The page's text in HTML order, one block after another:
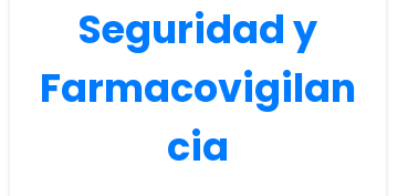
Seguridad y
Farmacovigilan
cia